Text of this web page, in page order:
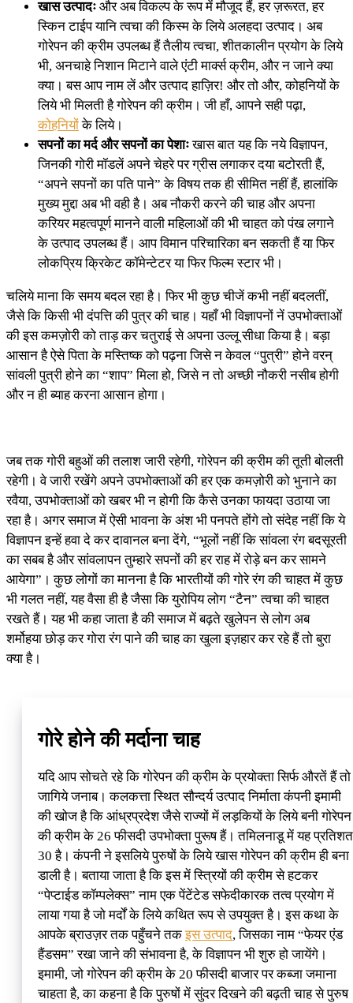
खास उत्पादः और अब विकल्प के रूप में मौजूद हैं, हर ज़रूरत, हर
स्किन टाईप यानि त्वचा की किस्म के लिये अलहदा उत्पाद। अब
गोरेपन की क्रीम उपलब्ध हैं तैलीय त्वचा, शीतकालीन प्रयोग के लिये
भी, अनचाहे निशान मिटाने वाले एंटी मार्क्स क्रीम, और न जाने क्या
क्या। बस आप नाम लें और उत्पाद हाज़िर! और तो और, कोहनियों के
लिये भी मिलती है गोरेपन की क्रीम। जी हाँ, आपने सही पढ़ा,
कोहनियोंके लिये।
सपनों का मर्द और सपनों का पेशाःखास बात यह कि नये विज्ञापन,
जिनकी गोरी मॉडलें अपने चेहरे पर ग्रीस लगाकर दया बटोरती हैं,
“अपने सपनों का पति पाने” के विषय तक ही सीमित नहीं हैं, हालांकि
मुख्य मुद्दा अब भी वही है। अब नौकरी करने की चाह और अपना
करियर महत्वपूर्ण मानने वाली महिलाओं की भी चाहत को पंख लगाने
के उत्पाद उपलब्ध हैं। आप विमान परिचारिका बन सकती हैं या फिर
लोकप्रिय क्रिकेट कॉमेन्टेटर या फिर फिल्म स्टार भी।
चलिये माना कि समय बदल रहा है। फिर भी कुछ चीजें कभी नहीं बदलतीं,
जैसे कि किसी भी दंपत्ति की पुत्र की चाह। यहाँ भी विज्ञापनों नें उपभोक्ताओं
की इस कमज़ोरी को ताड़ कर चतुराई से अपना उल्लू सीधा किया है। बड़ा
आसान है ऐसे पिता के मस्तिष्क को पढ़ना जिसे न केवल “पुत्री” होने वरन्
सांवली पुत्री होने का “शाप” मिला हो, जिसे न तो अच्छी नौकरी नसीब होगी
और न ही ब्याह करना आसान होगा।
जब तक गोरी बहुओं की तलाश जारी रहेगी, गोरेपन की क्रीम की तूती बोलती
रहेगी। वे जारी रखेंगे अपने उपभोक्ताओं की हर एक कमज़ोरी को भुनाने का
रवैया, उपभोक्ताओं को खबर भी न होगी कि कैसे उनका फायदा उठाया जा
रहा है। अगर समाज में ऐसी भावना के अंश भी पनपते होंगे तो संदेह नहीं कि ये
विज्ञापन इन्हें हवा दे कर दावानल बना देंगे, “भूलों नहीं कि सांवला रंग बदसूरती
का सबब है और सांवलापन तुम्हारे सपनों की हर राह में रोड़े बन कर सामने
आयेगा”। कुछ लोगों का मानना है कि भारतीयों की गोरे रंग की चाहत में कुछ
भी गलत नहीं, यह वैसा ही है जैसा कि युरोपिय लोग “टैन” त्वचा की चाहत
रखते हैं। यह भी कहा जाता है की समाज में बढ़ते खुलेपन से लोग अब
शर्मोहया छोड़ कर गोरा रंग पाने की चाह का खुला इज़हार कर रहे हैं तो बुरा
क्या है।
गोरे होने की मर्दाना चाह
यदि आप सोचते रहे कि गोरेपन की क्रीम के प्रयोक्ता सिर्फ औरतें हैं तो
जागिये जनाब। कलकत्ता स्थित सौन्दर्य उत्पाद निर्माता कंपनी इमामी
की खोज है कि आंध्रप्रदेश जैसे राज्यों में लड़कियों के लिये बनी गोरेपन
की क्रीम के 26 फीसदी उपभोक्ता पुरूष हैं। तमिलनाडू में यह प्रतिशत
30 है। कंपनी ने इसलिये पुरुषों के लिये खास गोरेपन की क्रीम ही बना
डाली है। बताया जाता है कि इस में स्त्रियों की क्रीम से हटकर
“पेप्टाईड कॉम्पलेक्स” नाम एक पेंटेंटेड सफेदीकारक तत्व प्रयोग में
लाया गया है जो मर्दों के लिये कथित रूप से उपयुक्त है। इस कथा के
आपके ब्राउज़र तक पहुँचने तकइस उत्पाद, जिसका नाम “फेयर एंड
हैंडसम” रखा जाने की संभावना है, के विज्ञापन भी शुरु हो जायेंगे।
इमामी, जो गोरेपन की क्रीम के 20 फीसदी बाजार पर कब्जा जमाना
चाहता है, का कहना है कि पुरुषों में सुंदर दिखने की बढ़ती चाह से पुरुष